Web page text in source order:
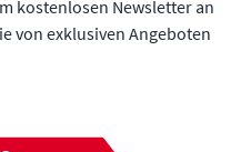
kostenlosen Newsletter an
von exklusiven Angeboten